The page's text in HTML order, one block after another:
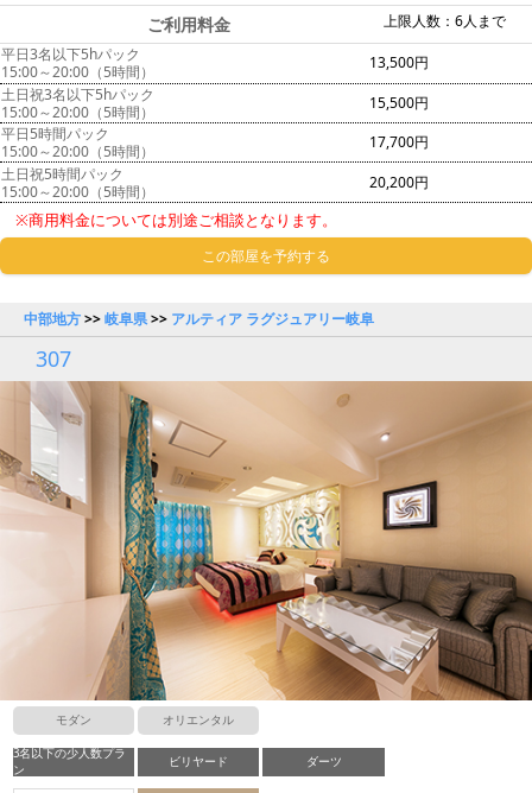
上限人数：6人まで
ご利用料金
平日3名以下5hパック
15:00～20:00（5時間）
13,500円
土日祝3名以下5hパック
15:00～20:00（5時間）
15,500円
平日5時間パック
15:00～20:00（5時間）
17,700円
土日祝5時間パック
15:00～20:00（5時間）
20,200円
※商用料金については別途ご相談となります。
この部屋を予約する
中部地方>>岐阜県>> アルティア ラグジュアリー岐阜
307
モダン オリエンタル
3名以下の少人数プラ
ン
ビリヤード ダーツ